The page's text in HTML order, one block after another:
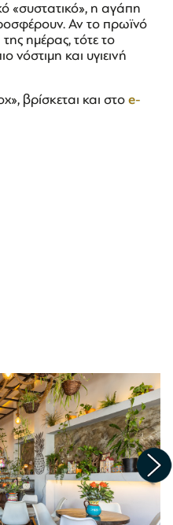
«συστατικό», η αγάπη
Αν το πρωϊνό
ημέρας, τότε το
νόστιμη και υγιεινή
βρίσκεται και στο e-